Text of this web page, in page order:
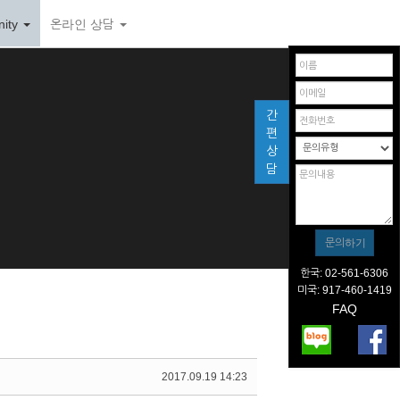
온라인 상담
2017.09.19 14:23
간
편
상
담
한국: 02-561-6306
미국: 917-460-1419
FAQ